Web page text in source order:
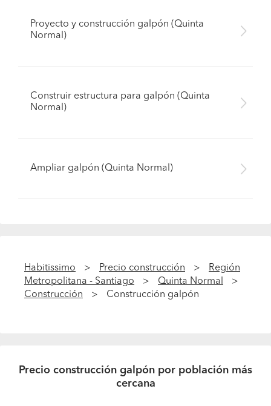
Proyecto y construcción galpón (Quinta
Normal)
Construir estructura para galpón (Quinta
Normal)
Ampliar galpón (Quinta Normal)
Habitissimo Precio construcción
Región
Metropolitana - Santiago
Quinta Normal
Construcción
Construcción galpón
Precio construcción galpón por población más
cercana